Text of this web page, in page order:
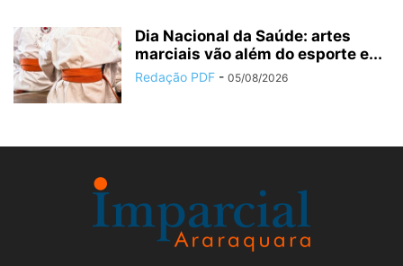
Dia Nacional da Saúde: artes
marciais vão além do esporte e...
Redação PDF - 05/08/2026